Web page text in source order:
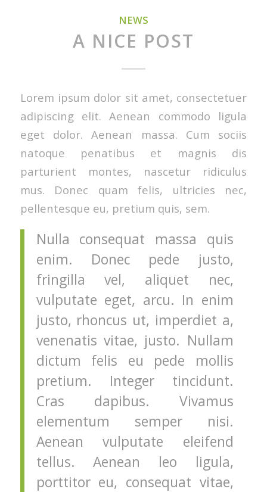
NEWS
A NICE POST
Lorem ipsum dolor sit amet, consectetuer
adipiscing elit. Aenean commodo ligula
eget dolor. Aenean massa. Cum sociis
natoque penatibus et magnis dis
parturient montes, nascetur ridiculus
mus. Donec quam felis, ultricies nec,
pellentesque eu, pretium quis, sem.
Nulla consequat massa quis
enim. Donec pede justo,
fringilla vel, aliquet nec,
vulputate eget, arcu. In enim
justo, rhoncus ut, imperdiet a,
venenatis vitae, justo. Nullam
dictum felis eu pede mollis
pretium. Integer tincidunt.
Cras dapibus. Vivamus
elementum semper nisi.
Aenean vulputate eleifend
tellus. Aenean leo ligula,
porttitor eu, consequat vitae,